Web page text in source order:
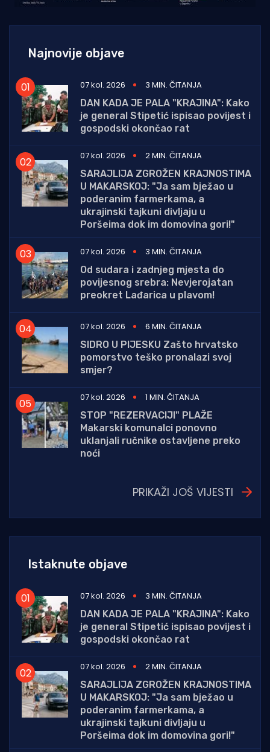
Najnovije objave
07 kol. 2026
3 MIN. ČITANJA
DAN KADA JE PALA "KRAJINA": Kako
je general Stipetić ispisao povijest i
gospodski okončao rat
07 kol. 2026
2 MIN. ČITANJA
SARAJLIJA ZGROŽEN KRAJNOSTIMA
U MAKARSKOJ: "Ja sam bježao u
poderanim farmerkama, a
ukrajinski tajkuni divljaju u
Poršeima dok im domovina gori!"
07 kol. 2026
3 MIN. ČITANJA
Od sudara i zadnjeg mjesta do
povijesnog srebra: Nevjerojatan
preokret Lađarica u plavom!
07 kol. 2026
6 MIN. ČITANJA
SIDRO U PIJESKU Zašto hrvatsko
pomorstvo teško pronalazi svoj
smjer?
07 kol. 2026
1 MIN. ČITANJA
STOP "REZERVACIJI" PLAŽE
Makarski komunalci ponovno
uklanjali ručnike ostavljene preko
noći
PRIKAŽI JOŠ VIJESTI
Istaknute objave
07 kol. 2026
3 MIN. ČITANJA
DAN KADA JE PALA "KRAJINA": Kako
je general Stipetić ispisao povijest i
gospodski okončao rat
07 kol. 2026
2 MIN. ČITANJA
SARAJLIJA ZGROŽEN KRAJNOSTIMA
U MAKARSKOJ: "Ja sam bježao u
poderanim farmerkama, a
ukrajinski tajkuni divljaju u
Poršeima dok im domovina gori!"